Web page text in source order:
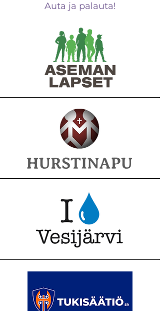
Auta ja palauta!